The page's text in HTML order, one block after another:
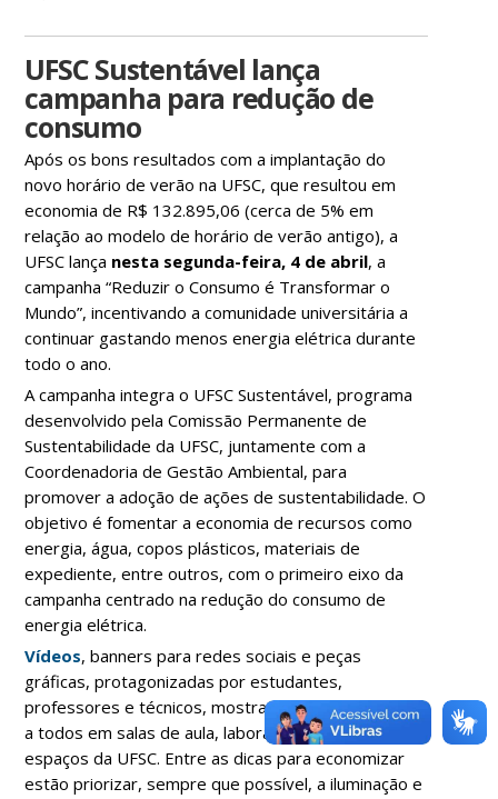
UFSC Sustentável lança
campanha para redução de
consumo
Após os bons resultados com a implantação do
novo horário de verão na UFSC, que resultou em
economia de R$ 132.895,06 (cerca de 5% em
relação ao modelo de horário de verão antigo), a
UFSC lança nesta segunda-feira, 4 de abril, a
campanha “Reduzir o Consumo é Transformar o
Mundo”, incentivando a comunidade universitária a
continuar gastando menos energia elétrica durante
todo o ano.
A campanha integra o UFSC Sustentável, programa
desenvolvido pela Comissão Permanente de
Sustentabilidade da UFSC, juntamente com a
Coordenadoria de Gestão Ambiental, para
promover a adoção de ações de sustentabilidade. O
objetivo é fomentar a economia de recursos como
energia, água, copos plásticos, materiais de
expediente, entre outros, com o primeiro eixo da
campanha centrado na redução do consumo de
energia elétrica.
Vídeos, banners para redes sociais e peças
gráficas, protagonizadas por estudantes,
professores e técnicos, mostram situações comuns
a todos em salas de aula, laboratórios e outros
espaços da UFSC. Entre as dicas para economizar
estão priorizar, sempre que possível, a iluminação e